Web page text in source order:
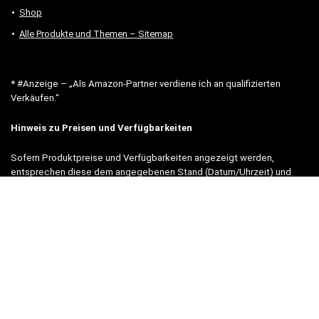
Shop
Alle Produkte und Themen – Sitemap
* #Anzeige – „Als Amazon-Partner verdiene ich an qualifizierten
Verkäufen.“
Hinweis zu Preisen und Verfügbarkeiten
Sofern Produktpreise und Verfügbarkeiten angezeigt werden,
entsprechen diese dem angegebenen Stand (Datum/Uhrzeit) und